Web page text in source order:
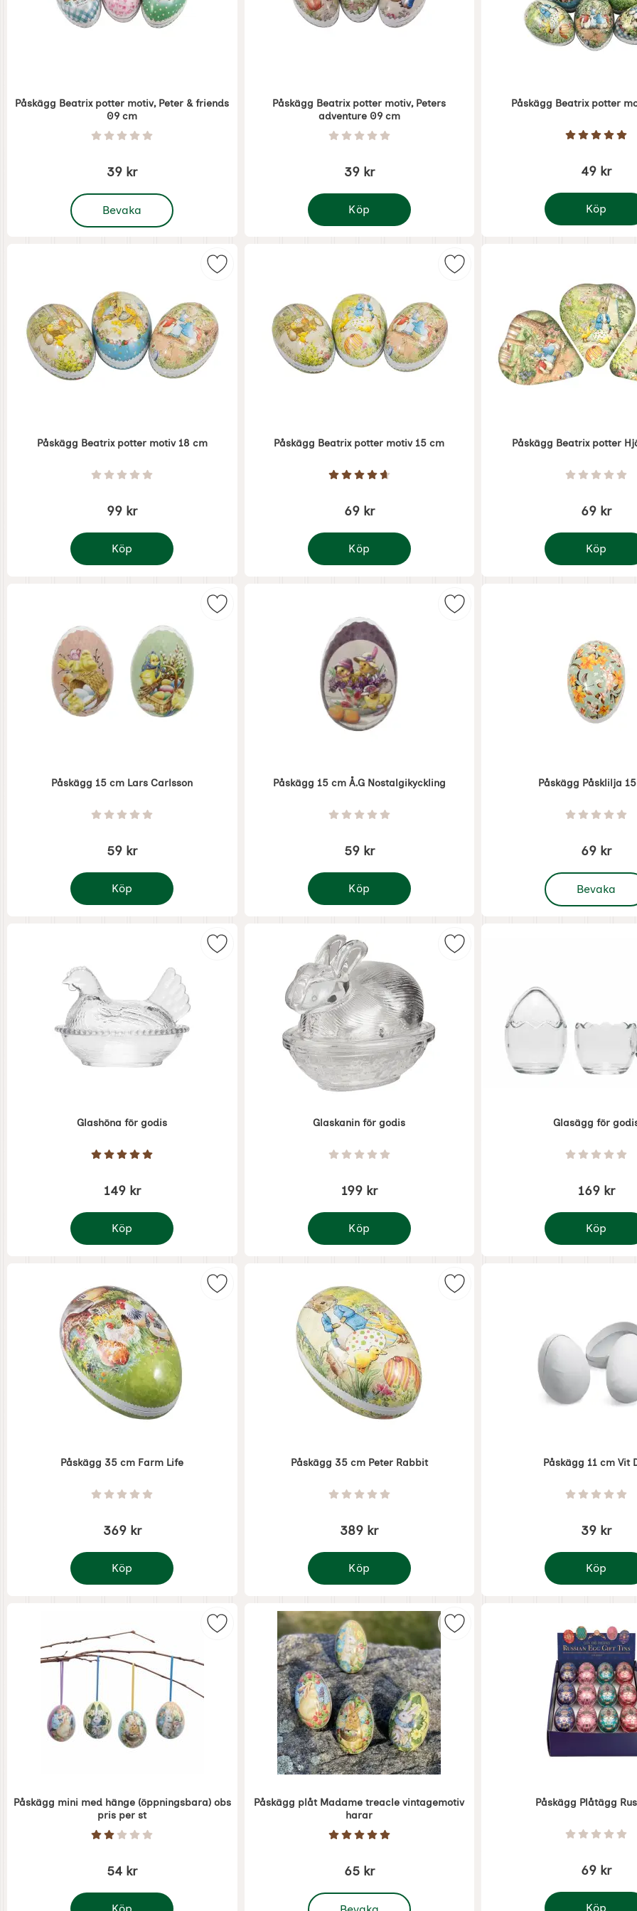
Påskägg Beatrix potter motiv, Peter & friends
09 cm
Betyg: 0 Stjärnor av 5
39 kr
Bevaka
, Påskägg Beatrix potter motiv, Peter & friends 09 cm
Påskägg Beatrix potter motiv, Peters
adventure 09 cm
Betyg: 0 Stjärnor av 5
39 kr
Köp
Påskägg Beatrix potter motiv, Peters adventure 09 cm
Påskägg Beatrix potter
Betyg: 5
49 kr
Köp
Påskägg
Påskägg Beatrix potter motiv 18 cm
Betyg: 0 Stjärnor av 5
99 kr
Köp
Påskägg Beatrix potter motiv 18 cm
Markera påskägg Beatrix potter motiv 18 cm som favorit
Påskägg Beatrix potter motiv 15 cm
Betyg: 4.7 Stjärnor av 5
69 kr
Köp
Påskägg Beatrix potter motiv 15 cm
Markera påskägg Beatrix potter
Påskägg Beatrix potter
Betyg: 0
69 kr
Köp
Påskägg
Påskägg 15 cm Lars Carlsson
Betyg: 0 Stjärnor av 5
59 kr
Köp
Påskägg 15 cm Lars Carlsson
Markera påskägg 15 cm Lars Carlsson som favorit
Påskägg 15 cm Å.G Nostalgikyckling
Betyg: 0 Stjärnor av 5
59 kr
Köp
Påskägg 15 cm Å.G Nostalgikyckling
Markera påskägg 15 cm Å.G
Påskägg Påsklilja
Betyg: 0
69 kr
Bevaka
, Påskägg
Glashöna för godis
Betyg: 5 Stjärnor av 5
149 kr
Köp
Glashöna för godis
Markera glashöna för godis som favorit
Glaskanin för godis
Betyg: 0 Stjärnor av 5
199 kr
Köp
Glaskanin för godis
Markera glaskanin för godis som
Glasägg för
Betyg: 0
169 kr
Köp
Glasägg för
Påskägg 35 cm Farm Life
Betyg: 0 Stjärnor av 5
369 kr
Köp
Påskägg 35 cm Farm Life
Markera påskägg 35 cm Farm Life som favorit
Påskägg 35 cm Peter Rabbit
Betyg: 0 Stjärnor av 5
389 kr
Köp
Påskägg 35 cm Peter Rabbit
Markera påskägg 35 cm Peter
Påskägg 11 cm Vit
Betyg: 0
39 kr
Köp
Påskägg 11 cm
Påskägg mini med hänge (öppningsbara) obs
pris per st
Betyg: 2 Stjärnor av 5
54 kr
Markera påskägg mini med hänge (öppningsbara) obs pris per st som favorit
Påskägg plåt Madame treacle vintagemotiv
harar
Betyg: 5 Stjärnor av 5
65 kr
, Påskägg plåt Madame treacle vintagemotiv harar
Markera påskägg plåt Madame
Påskägg Plåtägg
Betyg: 0
69 kr
Köp